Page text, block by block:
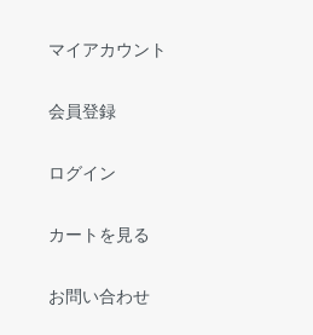
マイアカウント
会員登録
ログイン
カートを見る
お問い合わせ